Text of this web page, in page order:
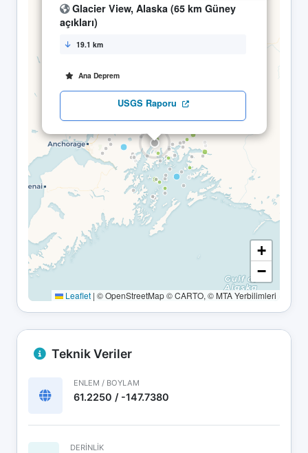
Glacier View, Alaska (65 km Güney
açıkları)
19.1 km
Ana Deprem
USGS Raporu
+
−
Leaflet | © OpenStreetMap © CARTO, © MTA Yerbilimleri
Teknik Veriler
ENLEM / BOYLAM
61.2250 / -147.7380
DERINLIK